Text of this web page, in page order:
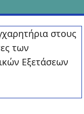
στους
των
Εξετάσεων